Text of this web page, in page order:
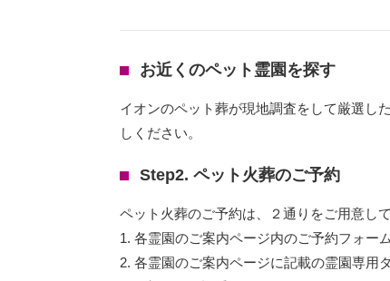
お近くのペット霊園を探す
イオンのペット葬が現地調査をして厳選し
しください。
Step2. ペット火葬のご予約
ペット火葬のご予約は、２通りをご用意して
1. 各霊園のご案内ページ内のご予約フォー
2. 各霊園のご案内ページに記載の霊園専用